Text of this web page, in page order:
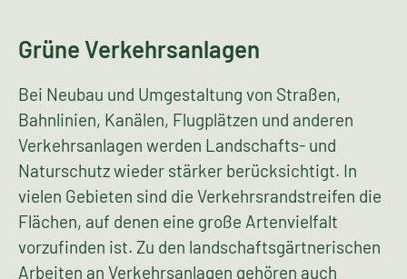
WWW.GRUEN-IN-DIE-STADT.DE